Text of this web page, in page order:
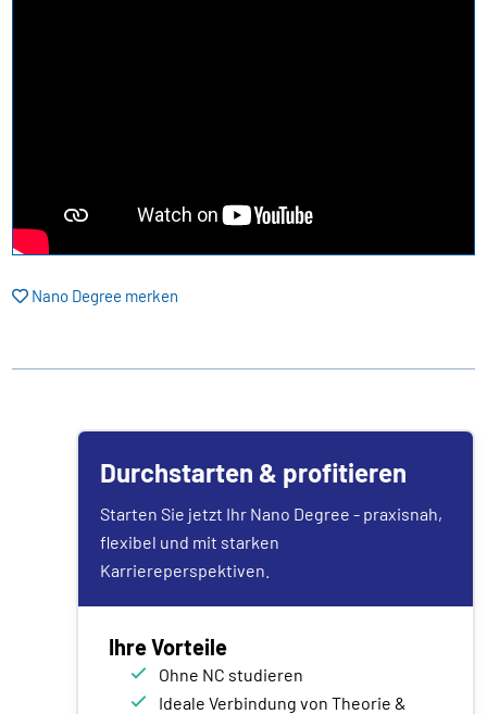
Nano Degree merken
Durchstarten & profitieren
Starten Sie jetzt Ihr Nano Degree - praxisnah,
flexibel und mit starken
Karriereperspektiven.
Ihre Vorteile
Ohne NC studieren
Ideale Verbindung von Theorie &